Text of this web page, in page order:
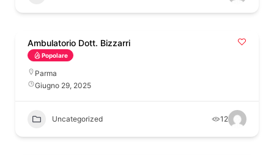
Ambulatorio Dott. Bizzarri
Popolare
Parma
Giugno 29, 2025
Uncategorized 12